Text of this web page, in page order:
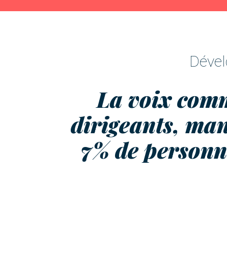
La voix
dirigeants,
7% de